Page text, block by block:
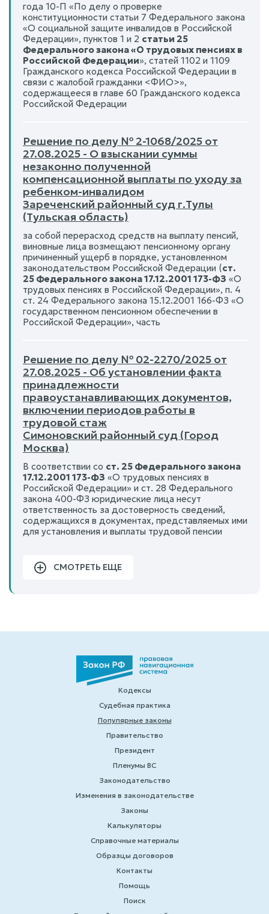
года 10-П «По делу о проверке
конституционности статьи 7 Федерального закона
«О социальной защите инвалидов в Российской
Федерации», пунктов 1 и 2 статьи 25
Федерального закона «О трудовых пенсиях в
Российской Федерации», статей 1102 и 1109
Гражданского кодекса Российской Федерации в
связи с жалобой гражданки <ФИО>»,
содержащееся в главе 60 Гражданского кодекса
Российской Федерации
Решение по делу № 2-1068/2025 от
27.08.2025 - О взыскании суммы
незаконно полученной
компенсационной выплаты по уходу за
ребенком-инвалидом
Зареченский районный суд г.Тулы
(Тульская область)
за собой перерасход средств на выплату пенсий,
виновные лица возмещают пенсионному органу
причиненный ущерб в порядке, установленном
законодательством Российской Федерации (ст.
25 Федерального закона 17.12.2001 173-ФЗ «О
трудовых пенсиях в Российской Федерации», п. 4
ст. 24 Федерального закона 15.12.2001 166-ФЗ «О
государственном пенсионном обеспечении в
Российской Федерации», часть
Решение по делу № 02-2270/2025 от
27.08.2025 - Об установлении факта
принадлежности
правоустанавливающих документов,
включении периодов работы в
трудовой стаж
Симоновский районный суд (Город
Москва)
В соответствии со ст. 25 Федерального закона
17.12.2001 173-ФЗ «О трудовых пенсиях в
Российской Федерации» и ст. 28 Федерального
закона 400-ФЗ юридические лица несут
ответственность за достоверность сведений,
содержащихся в документах, представляемых ими
для установления и выплаты трудовой пенсии
СМОТРЕТЬ ЕЩЕ
Кодексы
Судебная практика
Популярные законы
Правительство
Президент
Пленумы ВС
Законодательство
Изменения в законодательстве
Законы
Калькуляторы
Справочные материалы
Образцы договоров
Контакты
Помощь
Поиск